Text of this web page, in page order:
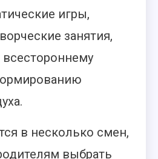
игры,
занятия,
всестороннему
в несколько смен,
выбрать